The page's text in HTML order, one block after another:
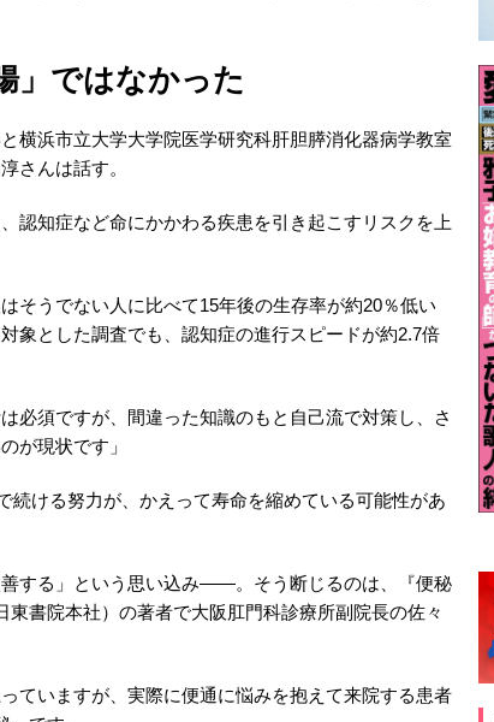
」ではなかった
横浜市立大学大学院医学研究科肝胆膵消化器病学教室
さんは話す。
認知症など命にかかわる疾患を引き起こすリスクを上
そうでない人に比べて15年後の生存率が約20％低い
象とした調査でも、認知症の進行スピードが約2.7倍
必須ですが、間違った知識のもと自己流で対策し、さ
が現状です」
続ける努力が、かえって寿命を縮めている可能性があ
する」という思い込み――。そう断じるのは、『便秘
書院本社）の著者で大阪肛門科診療所副院長の佐々
ていますが、実際に便通に悩みを抱えて来院する患者